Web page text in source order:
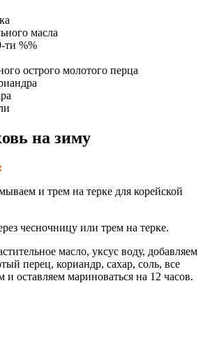
масла
ти %%
острого молотого перца
на зиму
и трем на терке для корейской
чесночницу или трем на терке.
масло, уксус воду, добавляем
перец, кориандр, сахар, соль, все
оставляем мариноваться на 12 часов.